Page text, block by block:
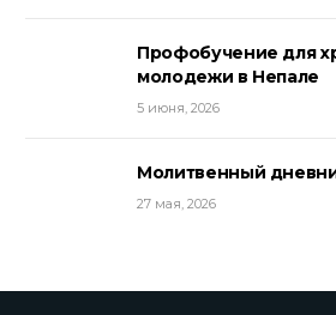
Профобучение для
молодежи в Непале
5 июня, 2026
Молитвенный
27 мая, 2026